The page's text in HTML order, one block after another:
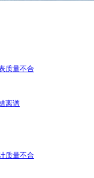
质量不合
离谱
质量不合